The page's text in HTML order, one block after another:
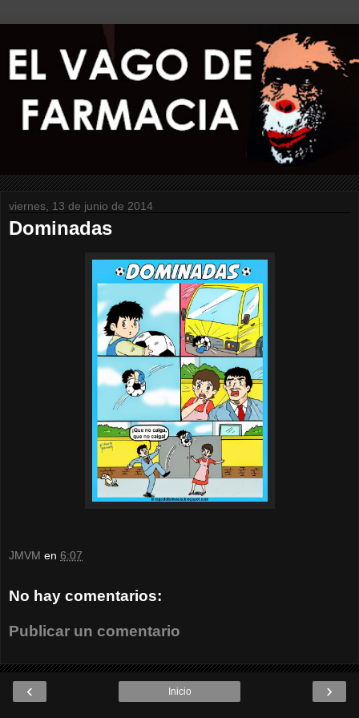
viernes, 13 de junio de 2014
Dominadas
JMVM en 6:07
No hay comentarios:
Publicar un comentario
‹ ›
Inicio